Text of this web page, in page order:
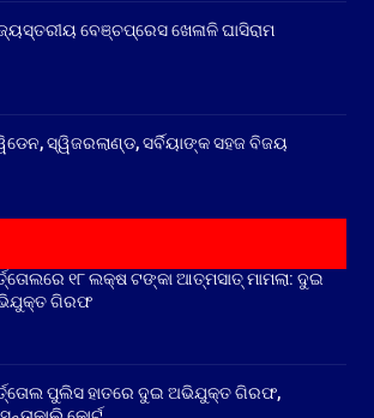
ବେଞ୍ଚପ୍ରେସ ଖେଳାଳି ଘାସିରାମ
ସ୍ୱିଜରଲାଣ୍ଡ, ସର୍ବିୟାଙ୍କ ସହଜ ବିଜୟ
୧୮ ଲକ୍ଷ ଟଙ୍କା ଆତ୍ମସାତ୍ ମାମଲା: ଦୁଇ
ଗିରଫ
ପୁଲିସ ହାତରେ ଦୁଇ ଅଭିଯୁକ୍ତ ଗିରଫ,